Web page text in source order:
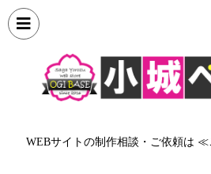
WEBサイトの制作相談・ご依頼は